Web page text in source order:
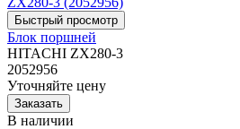
Блок поршней
HITACHI ZX280-3
2052956
Уточняйте цену
В наличии